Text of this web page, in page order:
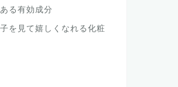
る有効成分
を見て嬉しくなれる化粧